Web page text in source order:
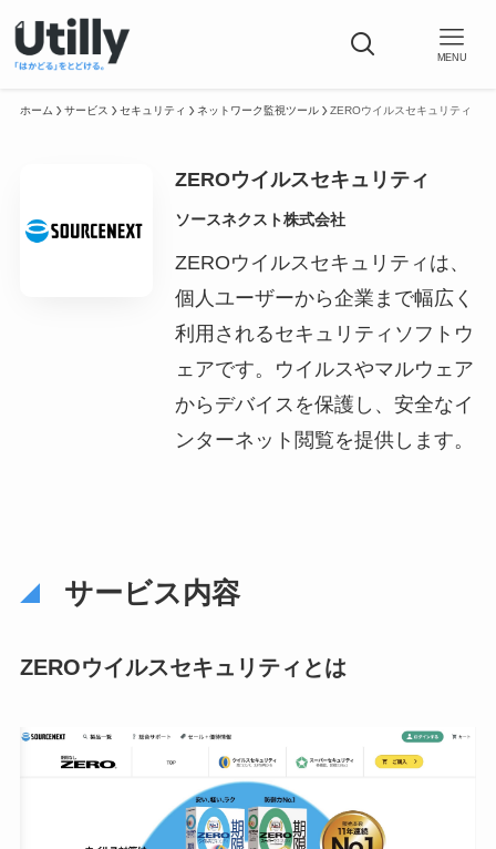
MENU
ホーム サービス セキュリティ ネットワーク監視ツール ZEROウイルスセキュリティ
ZEROウイルスセキュリティ
ソースネクスト株式会社
ZEROウイルスセキュリティは、
個人ユーザーから企業まで幅広く
利用されるセキュリティソフトウ
ェアです。ウイルスやマルウェア
からデバイスを保護し、安全なイ
ンターネット閲覧を提供します。
サービス内容
ZEROウイルスセキュリティとは